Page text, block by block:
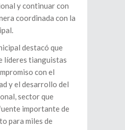
y continuar con
coordinada con la
destacó que
líderes tianguistas
con el
y el desarrollo del
sector que
importante de
para miles de